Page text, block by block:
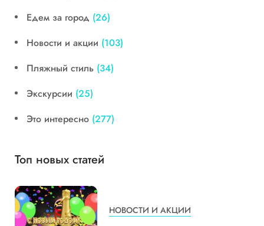
Едем за город (26)
Новости и акции (103)
Пляжный стиль (34)
Экскурсии (25)
Это интересно (277)
Топ новых статей
НОВОСТИ И АКЦИИ